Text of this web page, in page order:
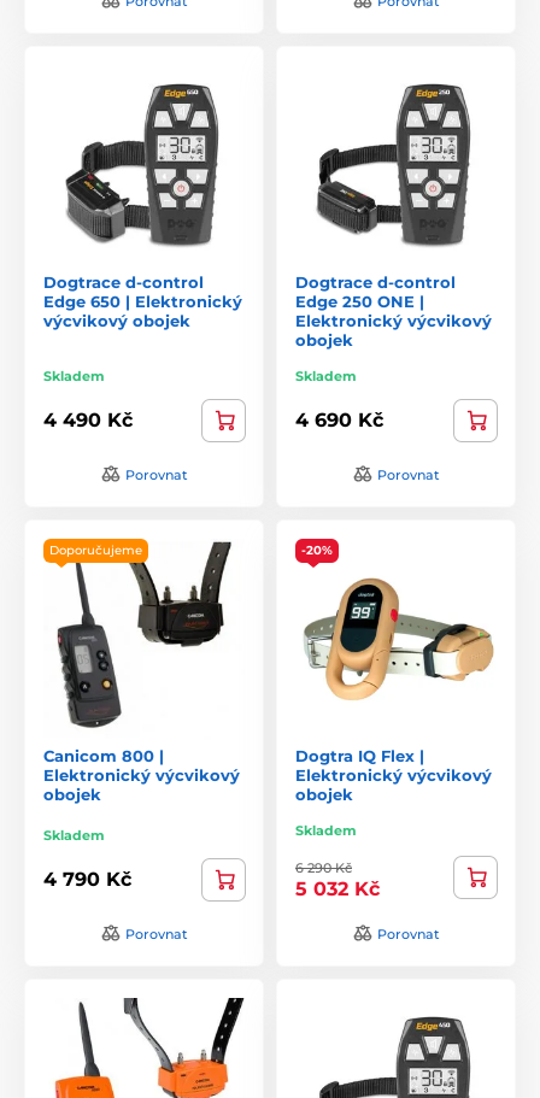
Dogtrace d-control
Edge 650 | Elektronický
výcvikový obojek
Skladem
4 490 Kč
Porovnat
Dogtrace d-control
Edge 250 ONE |
Elektronický výcvikový
obojek
Skladem
4 690 Kč
Porovnat
Doporučujeme
Canicom 800 |
Elektronický výcvikový
obojek
Skladem
4 790 Kč
Porovnat
-20%
Dogtra IQ Flex |
Elektronický výcvikový
obojek
Skladem
6 290 Kč
5 032 Kč
Porovnat